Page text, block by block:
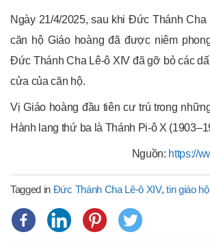
Ngày 21/4/2025, sau khi Đức Thánh Cha
căn hộ Giáo hoàng đã được niêm
Đức Thánh Cha Lê-ô XIV đã gỡ bỏ các
cửa của căn hộ.
Vị Giáo hoàng đầu tiên cư trú trong
Hành lang thứ ba là Thánh Pi-ô X
Nguồn: https://
Tagged in Đức Thánh Cha Lê-ô XIV,tin giáo